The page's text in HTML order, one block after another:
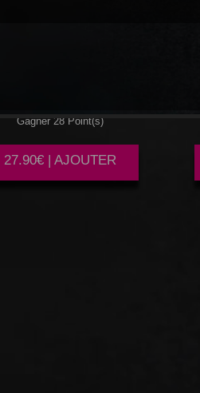
Gagner 28 Point(s)
27.90€ | AJOUTER